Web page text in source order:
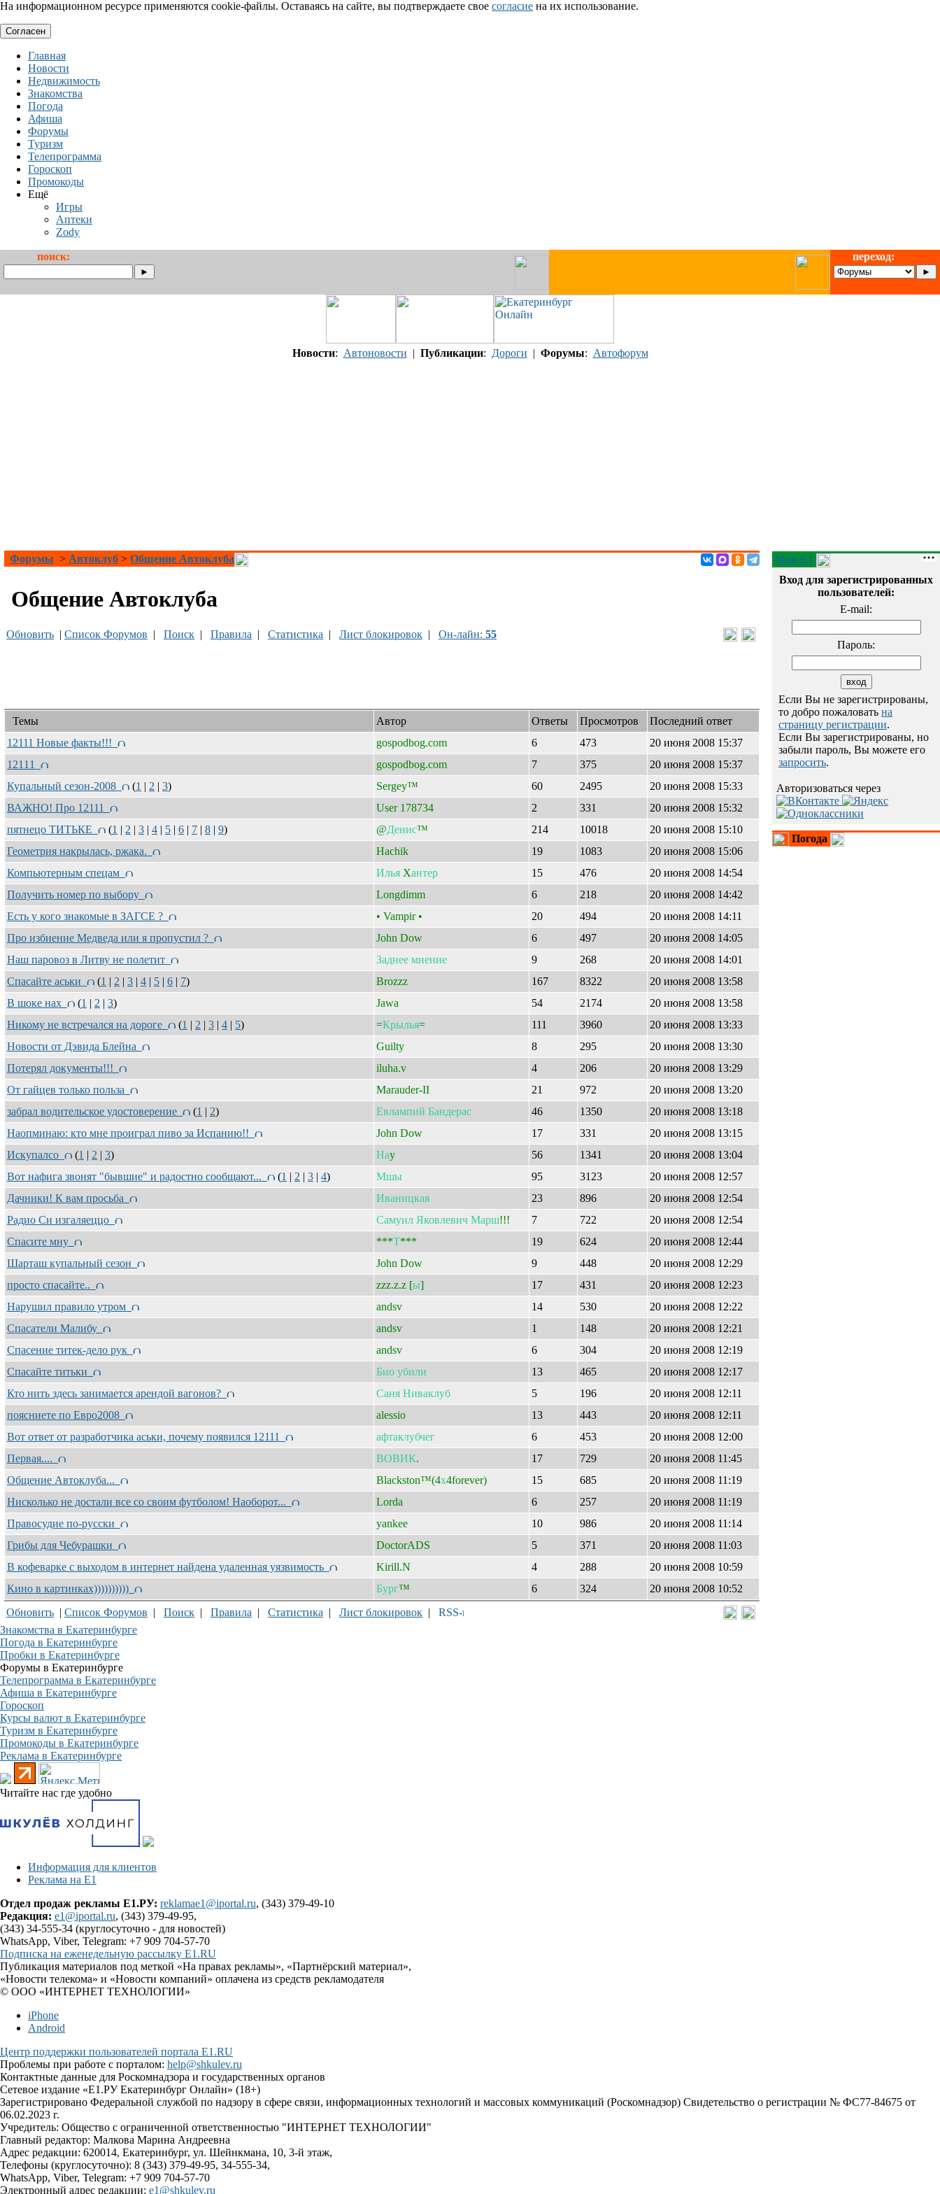
На информационном ресурсе применяются cookie-файлы. Оставаясь на сайте, вы подтверждаете свое согласие на их использование.
Согласен
Главная
Новости
Недвижимость
Знакомства
Погода
Афиша
Форумы
Туризм
Телепрограмма
Гороскоп
Промокоды
Ещё
Игры
Аптеки
Zody
поиск: переход:
Новости: Автоновости | Публикации: Дороги | Форумы: Автофорум
Форумы > Автоклуб > Общение Автоклуба
Общение Автоклуба
Обновить | Список Форумов | Поиск | Правила | Статистика | Лист блокировок | Он-лайн: 55
Темы Автор Ответы Просмотров
Последний ответ
12111 Новые факты!!!
gospodbog.com 6 473
20 июня 2008 15:37
12111
gospodbog.com 7 375
20 июня 2008 15:37
Купальный сезон-2008
(1 | 2 | 3) Sergey™ 60 2495
20 июня 2008 15:33
ВАЖНО! Про 12111
User 178734 2 331
20 июня 2008 15:32
пятнецо ТИТЬКЕ
(1 | 2 | 3 | 4 | 5 | 6 | 7 | 8 | 9) @Денис™ 214 10018
20 июня 2008 15:10
Геометрия накрылась, ржака.
Hachik 19 1083
20 июня 2008 15:06
Компьютерным спецам
Илья Xантер 15 476
20 июня 2008 14:54
Получить номер по выбору
Longdimm 6 218
20 июня 2008 14:42
Есть у кого знакомые в ЗАГСЕ ?
• Vampir • 20 494
20 июня 2008 14:11
Про избиение Медведа или я пропустил ?
John Dow 6 497
20 июня 2008 14:05
Наш паровоз в Литву не полетит
Заднее мнение 9 268
20 июня 2008 14:01
Спасайте аськи
(1 | 2 | 3 | 4 | 5 | 6 | 7) Brozzz 167 8322
20 июня 2008 13:58
В шоке нах
(1 | 2 | 3) Jawa 54 2174
20 июня 2008 13:58
Никому не встречался на дороге
(1 | 2 | 3 | 4 | 5) =Крылья= 111 3960
20 июня 2008 13:33
Новости от Дэвида Блейна
Guilty 8 295
20 июня 2008 13:30
Потерял документы!!!
iluha.v 4 206
20 июня 2008 13:29
От гайцев только польза
Marauder-II 21 972
20 июня 2008 13:20
забрал водительское удостоверение
(1 | 2) Евлампий Бандерас 46 1350
20 июня 2008 13:18
Наопминаю: кто мне проиграл пиво за Испанию!!
John Dow 17 331
20 июня 2008 13:15
Искупалсо
(1 | 2 | 3) Наy 56 1341
20 июня 2008 13:04
Вот нафига звонят "бывшие" и радостно сообщают...
(1 | 2 | 3 | 4) Мшы 95 3123
20 июня 2008 12:57
Дачники! К вам просьба
Иваницкая 23 896
20 июня 2008 12:54
Радио Си изгаляеццо
Самуил Яковлевич Марш!!! 7 722
20 июня 2008 12:54
Спасите мну
***Т*** 19 624
20 июня 2008 12:44
Шарташ купальный сезон
John Dow 9 448
20 июня 2008 12:29
просто спасайте..
zzz.z.z [ы] 17 431
20 июня 2008 12:23
Нарушил правило утром
andsv 14 530
20 июня 2008 12:22
Спасатели Малибу
andsv 1 148
20 июня 2008 12:21
Спасение титек-дело рук
andsv 6 304
20 июня 2008 12:19
Спасайте титьки
Био убили 13 465
20 июня 2008 12:17
Кто нить здесь занимается арендой вагонов?
Саня Ниваклуб 5 196
20 июня 2008 12:11
поясниете по Евро2008
alessio 13 443
20 июня 2008 12:11
Вот ответ от разработчика аськи, почему появился 12111
афтаклубчег 6 453
20 июня 2008 12:00
Первая....
ВОВИК. 17 729
20 июня 2008 11:45
Общение Автоклуба...
Blackston™(4х4forever) 15 685
20 июня 2008 11:19
Нисколько не достали все со своим футболом! Наоборот...
Lorda 6 257
20 июня 2008 11:19
Правосудие по-русски
yankee 10 986
20 июня 2008 11:14
Грибы для Чебурашки
DoctorADS 5 371
20 июня 2008 11:03
В кофеварке с выходом в интернет найдена удаленная уязвимость
Kirill.N 4 288
20 июня 2008 10:59
Кино в картинках))))))))))
Бург™ 6 324
20 июня 2008 10:52
Обновить | Список Форумов | Поиск | Правила | Статистика | Лист блокировок |
Мой E1
Вход для зарегистрированных
пользователей:
E-mail:
Пароль:
Если Вы не зарегистрированы,
то добро пожаловать на
страницу регистрации.
Если Вы зарегистрированы, но
забыли пароль, Вы можете его
запросить.
Авторизоваться через
Погода
Знакомства в Екатеринбурге
Погода в Екатеринбурге
Пробки в Екатеринбурге
Форумы в Екатеринбурге
Телепрограмма в Екатеринбурге
Афиша в Екатеринбурге
Гороскоп
Курсы валют в Екатеринбурге
Туризм в Екатеринбурге
Промокоды в Екатеринбурге
Реклама в Екатеринбурге
Читайте нас где удобно
Информация для клиентов
Реклама на Е1
Отдел продаж рекламы Е1.РУ: reklamae1@iportal.ru, (343) 379-49-10
Редакция: e1@iportal.ru, (343) 379-49-95,
(343) 34-555-34 (круглосуточно - для новостей)
WhatsApp, Viber, Telegram: +7 909 704-57-70
Подписка на еженедельную рассылку E1.RU
Публикация материалов под меткой «На правах рекламы», «Партнёрский материал»,
«Новости телекома» и «Новости компаний» оплачена из средств рекламодателя
© ООО «ИНТЕРНЕТ ТЕХНОЛОГИИ»
iPhone
Android
Центр поддержки пользователей портала E1.RU
Проблемы при работе с порталом: help@shkulev.ru
Контактные данные для Роскомнадзора и государственных органов
Сетевое издание «Е1.РУ Екатеринбург Онлайн» (18+)
Зарегистрировано Федеральной службой по надзору в сфере связи, информационных технологий и массовых коммуникаций (Роскомнадзор) Свидетельство о регистрации № ФС77-84675 от
06.02.2023 г.
Учредитель: Общество с ограниченной ответственностью "ИНТЕРНЕТ ТЕХНОЛОГИИ"
Главный редактор: Малкова Марина Андреевна
Адрес редакции: 620014, Екатеринбург, ул. Шейнкмана, 10, 3-й этаж,
Телефоны (круглосуточно): 8 (343) 379-49-95, 34-555-34,
WhatsApp, Viber, Telegram: +7 909 704-57-70
Электронный адрес редакции: e1@shkulev.ru